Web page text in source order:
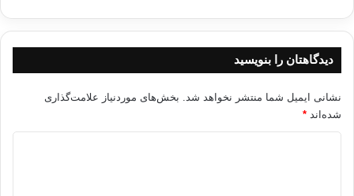
دیدگاهتان را بنویسید
نشانی ایمیل شما منتشر نخواهد شد. بخش‌های موردنیاز علامت‌گذاری
شده‌اند *